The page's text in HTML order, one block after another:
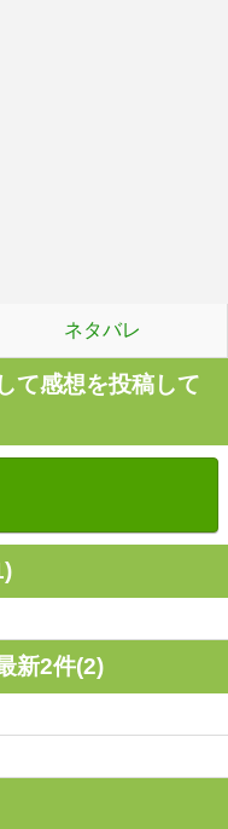
ネタバレ
て感想を投稿して
新2件(2)